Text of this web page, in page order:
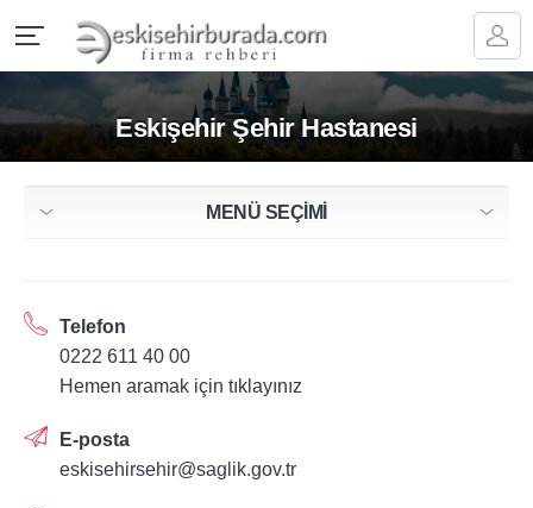
Eskişehir Şehir Hastanesi
MENÜ SEÇİMİ
Telefon
0222 611 40 00
Hemen aramak için tıklayınız
E-posta
eskisehirsehir@saglik.gov.tr